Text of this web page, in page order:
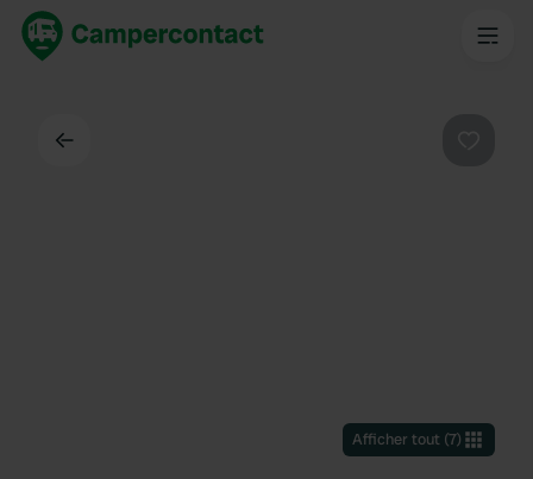
Afficher tout(7)